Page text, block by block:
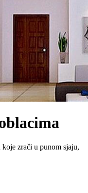
zrači u punom sjaju,